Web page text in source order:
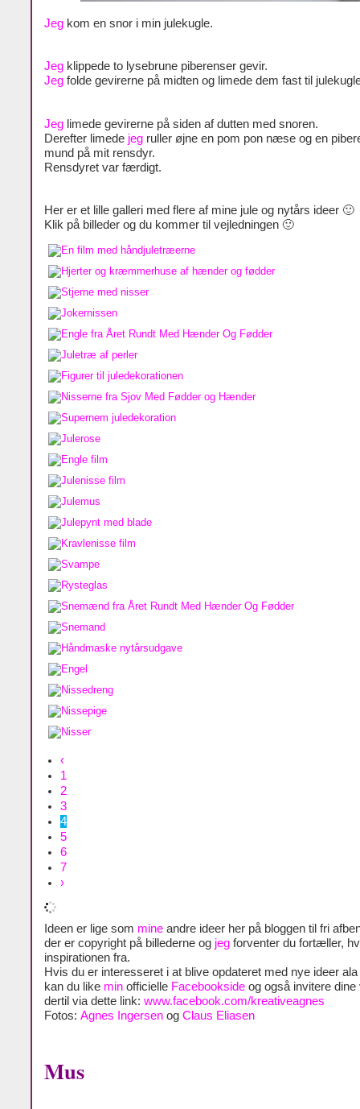
Jeg kom en snor i min julekugle.
Jeg klippede to lysebrune piberenser gevir.
Jeg folde gevirerne på midten og limede dem fast til
Jeg limede gevirerne på siden af dutten med snoren.
Derefter limede jeg ruller øjne en pom pon næse og en
mund på mit rensdyr.
Rensdyret var færdigt.
Her er et lille galleri med flere af mine jule og nytårs ideer 🙂
Klik på billeder og du kommer til vejledningen 🙂
‹
1
2
3
4
5
6
7
›
Ideen er lige som mine andre ideer her på bloggen til fri
der er copyright på billederne og jeg forventer du fortæller,
inspirationen fra.
Hvis du er interesseret i at blive opdateret med nye ideer
kan du like min officielle Facebookside og også invitere dine
dertil via dette link: www.facebook.com/kreativeagnes
Fotos: Agnes Ingersen og Claus Eliasen
Mus